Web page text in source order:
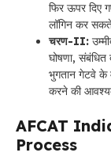
फिर ऊपर दिए
लॉगिन कर
चरण-II:
घोषणा,
भुगतान गेटवे के
करने की
AFCAT
Process